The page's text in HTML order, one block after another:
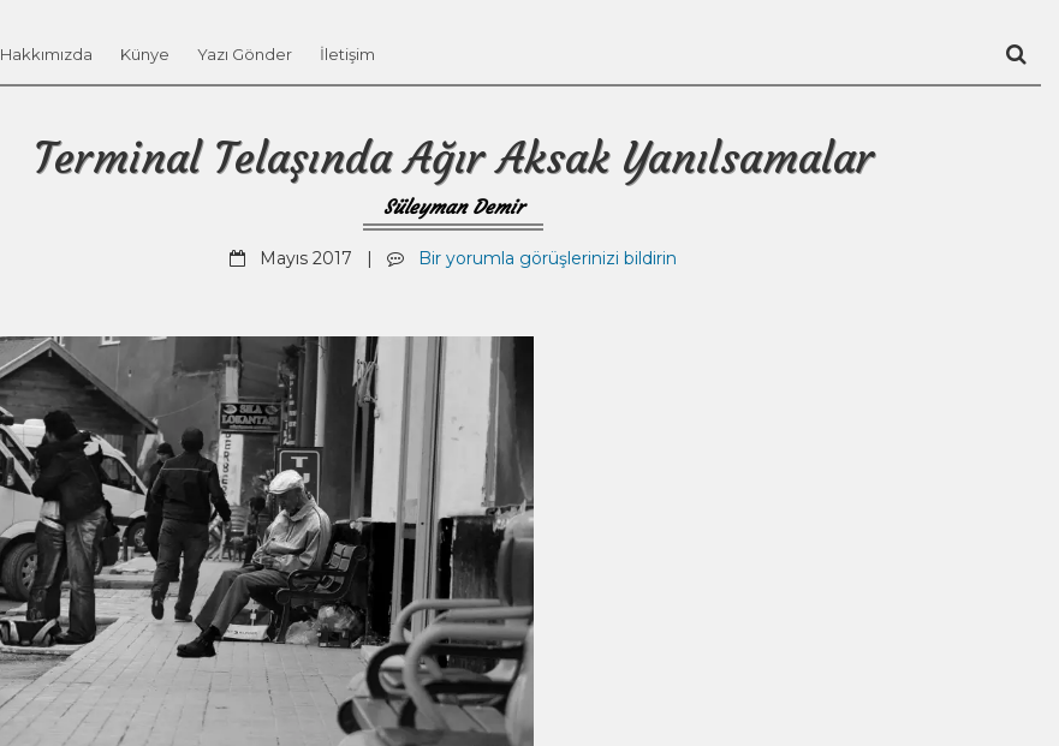
Hakkımızda Künye Yazı Gönder İletişim
Terminal Telaşında Ağır Aksak Yanılsamalar
Süleyman Demir
Mayıs 2017 | Bir yorumla görüşlerinizi bildirin